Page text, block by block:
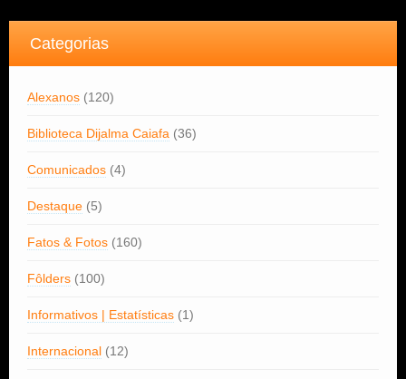
Categorias
Alexanos (120)
Biblioteca Dijalma Caiafa (36)
Comunicados (4)
Destaque (5)
Fatos & Fotos (160)
Fôlders (100)
Informativos | Estatísticas (1)
Internacional (12)